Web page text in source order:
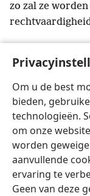
Om u de best
bieden,
technologieën.
om onze
worden
aanvullende
ervaring te
Geen van deze
zo zal ze
Copyright © 2026